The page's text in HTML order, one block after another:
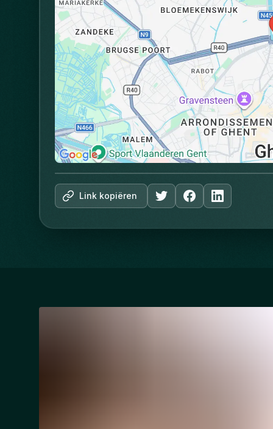
Link kopiëren